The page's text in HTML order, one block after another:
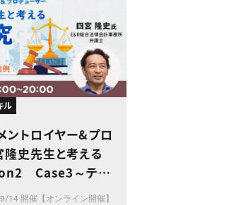
ル
ントロイヤー&プロ
隆史先生と考える
Case3～テレ
判例～
14 開催【オンライン開催】